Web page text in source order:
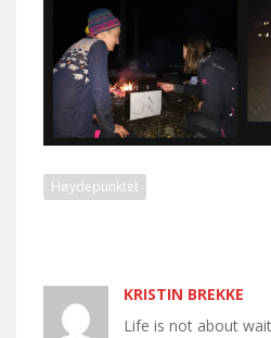
Høydepunktet
KRISTIN BREKKE
Life is not about